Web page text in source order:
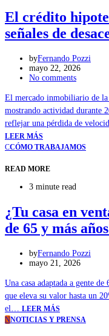
El crédito
señales de
byFernando Pozzi
mayo 22, 2026
No comments
El mercado inmobiliario de
mostrando actividad durante
reflejar una pérdida de
LEER MÁS
CCÓMO TRABAJAMOS
READ MORE
3 minute read
¿Tu casa en
de 65 y más
byFernando Pozzi
mayo 21, 2026
Una casa adaptada a gente
que eleva su valor hasta un
el… LEER MÁS
NNOTICIAS Y PRENSA